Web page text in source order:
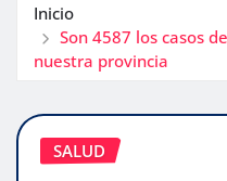
Inicio
Son 4587 los casos
nuestra provincia
SALUD